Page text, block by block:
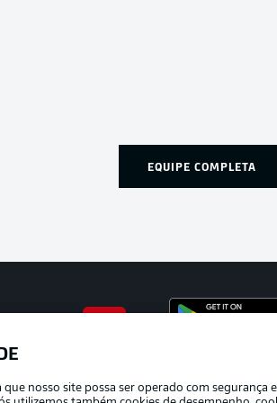
EQUIPE COMPLETA
nosso site possa ser operado com segurança